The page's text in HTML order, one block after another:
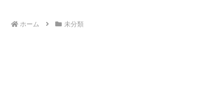
ホーム 未分類